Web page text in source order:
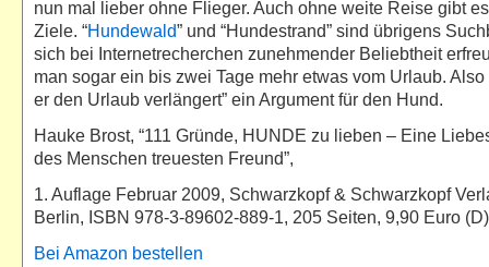
nun mal lieber ohne Flieger. Auch ohne weite Reise gibt
Ziele. “Hundewald” und “Hundestrand” sind übrigens
sich bei Internetrecherchen zunehmender Beliebtheit
man sogar ein bis zwei Tage mehr etwas vom Urlaub. Also
er den Urlaub verlängert” ein Argument für den Hund.
Hauke Brost, “111 Gründe, HUNDE zu lieben – Eine
des Menschen treuesten Freund”,
1. Auflage Februar 2009, Schwarzkopf & Schwarzkopf
Berlin, ISBN 978-3-89602-889-1, 205 Seiten, 9,90 Euro (D)
Bei Amazon bestellen